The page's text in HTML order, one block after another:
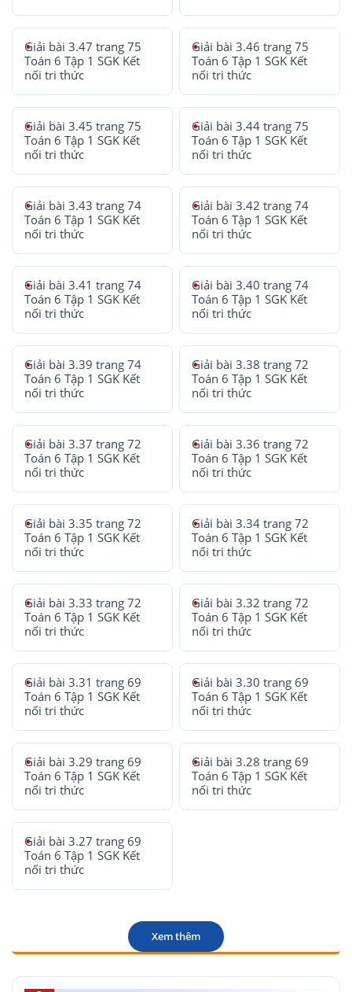
Giải bài 3.47 trang 75
Toán 6 Tập 1 SGK Kết
nối tri thức
Giải bài 3.46 trang 75
Toán 6 Tập 1 SGK Kết
nối tri thức
Giải bài 3.45 trang 75
Toán 6 Tập 1 SGK Kết
nối tri thức
Giải bài 3.44 trang 75
Toán 6 Tập 1 SGK Kết
nối tri thức
Giải bài 3.43 trang 74
Toán 6 Tập 1 SGK Kết
nối tri thức
Giải bài 3.42 trang 74
Toán 6 Tập 1 SGK Kết
nối tri thức
Giải bài 3.41 trang 74
Toán 6 Tập 1 SGK Kết
nối tri thức
Giải bài 3.40 trang 74
Toán 6 Tập 1 SGK Kết
nối tri thức
Giải bài 3.39 trang 74
Toán 6 Tập 1 SGK Kết
nối tri thức
Giải bài 3.38 trang 72
Toán 6 Tập 1 SGK Kết
nối tri thức
Giải bài 3.37 trang 72
Toán 6 Tập 1 SGK Kết
nối tri thức
Giải bài 3.36 trang 72
Toán 6 Tập 1 SGK Kết
nối tri thức
Giải bài 3.35 trang 72
Toán 6 Tập 1 SGK Kết
nối tri thức
Giải bài 3.34 trang 72
Toán 6 Tập 1 SGK Kết
nối tri thức
Giải bài 3.33 trang 72
Toán 6 Tập 1 SGK Kết
nối tri thức
Giải bài 3.32 trang 72
Toán 6 Tập 1 SGK Kết
nối tri thức
Giải bài 3.31 trang 69
Toán 6 Tập 1 SGK Kết
nối tri thức
Giải bài 3.30 trang 69
Toán 6 Tập 1 SGK Kết
nối tri thức
Giải bài 3.29 trang 69
Toán 6 Tập 1 SGK Kết
nối tri thức
Giải bài 3.28 trang 69
Toán 6 Tập 1 SGK Kết
nối tri thức
Giải bài 3.27 trang 69
Toán 6 Tập 1 SGK Kết
nối tri thức
Xem thêm